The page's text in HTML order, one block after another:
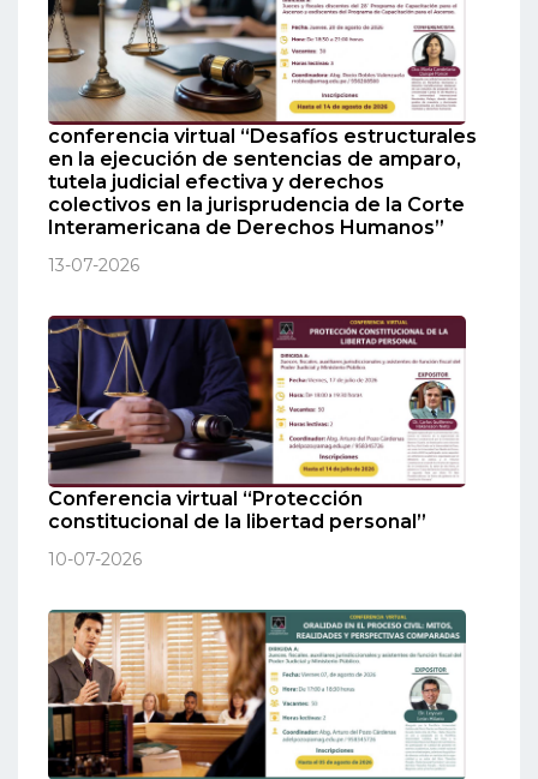
conferencia virtual “Desafíos estructurales
en la ejecución de sentencias de amparo,
tutela judicial efectiva y derechos
colectivos en la jurisprudencia de la Corte
Interamericana de Derechos Humanos”
13-07-2026
Conferencia virtual “Protección
constitucional de la libertad personal”
10-07-2026